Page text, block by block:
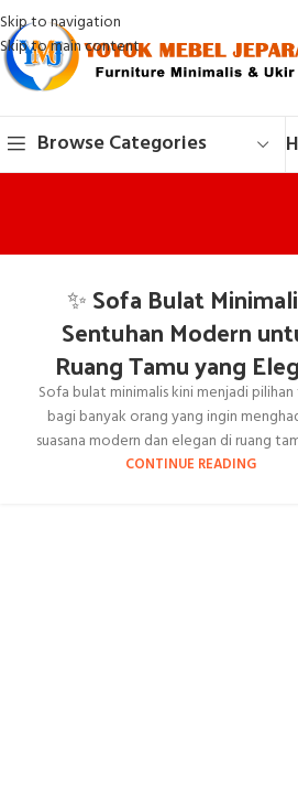
Skip to navigation
Skip to main content
Browse Categories
✨ Sofa Bulat
Sentuhan Modern
Ruang Tamu yang
Sofa bulat minimalis kini menjadi
bagi banyak orang yang ingin
suasana modern dan elegan di ruang
CONTINUE READING